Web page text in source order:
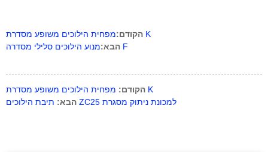
הקודם: מפחית הילוכים משופע מסדרת K
הבא: מנוע הילוכים סלילי מסדרה F
הקודם: מפחית הילוכים משופע מסדרת K
הבא:
תיבת הילוכים ZC25 למכונת ניתוק מסגרת